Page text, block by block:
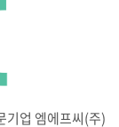
기업 엠에프씨(주)